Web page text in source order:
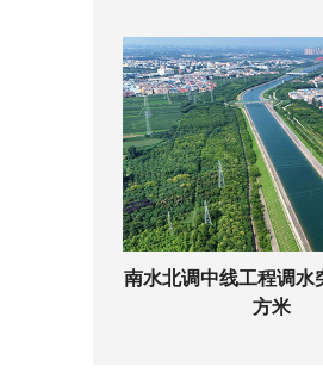
南水北调中线工程调水
方米